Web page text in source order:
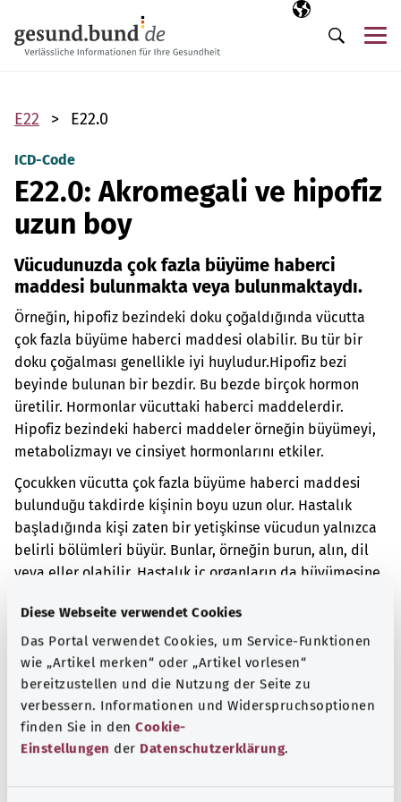
Diese Webseite verwendet Cookies
Das Portal verwendet Cookies, um Service-Funktionen
wie „Artikel merken“ oder „Artikel vorlesen“
bereitzustellen und die Nutzung der Seite zu
verbessern. Informationen und Widerspruchsoptionen
finden Sie in den Cookie-
Einstellungen der Datenschutzerklärung.
Seçili dil
TR
Arama
E22 E22.0
ICD-Code
E22.0: Akromegali ve hipofiz
uzun boy
Vücudunuzda çok fazla büyüme haberci
maddesi bulunmakta veya bulunmaktaydı.
Örneğin, hipofiz bezindeki doku çoğaldığında vücutta
çok fazla büyüme haberci maddesi olabilir. Bu tür bir
doku çoğalması genellikle iyi huyludur.Hipofiz bezi
beyinde bulunan bir bezdir. Bu bezde birçok hormon
üretilir. Hormonlar vücuttaki haberci maddelerdir.
Hipofiz bezindeki haberci maddeler örneğin büyümeyi,
metabolizmayı ve cinsiyet hormonlarını etkiler.
Çocukken vücutta çok fazla büyüme haberci maddesi
bulunduğu takdirde kişinin boyu uzun olur. Hastalık
başladığında kişi zaten bir yetişkinse vücudun yalnızca
belirli bölümleri büyür. Bunlar, örneğin burun, alın, dil
veya eller olabilir. Hastalık iç organların da büyümesine
yaşanabilir. Veya normale göre daha fazla yorgunluk
hissedilebilir.
Ek kodlar
Not